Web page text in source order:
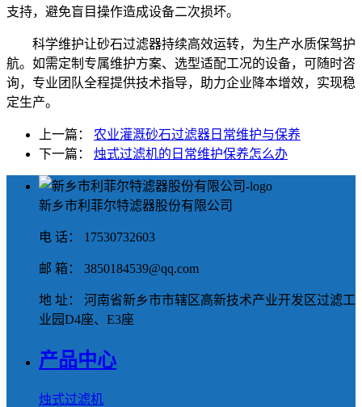
支持，避免盲目操作造成设备二次损坏。
科学维护让砂石过滤器持续高效运转，为生产水质保驾护
航。如需定制专属维护方案、选型适配工况的设备，可随时咨
询，专业团队全程提供技术指导，助力企业降本增效，实现稳
定生产。
上一篇： 农业灌溉砂石过滤器日常维护与保养
下一篇： 烛式过滤机的日常维护保养怎么办
新乡市利菲尔特滤器股份有限公司
电 话： 17530732603
邮 箱： 3850184539@qq.com
地 址： 河南省新乡市市辖区高新技术产业开发区过滤工
业园D4座、E3座
产品中心
烛式过滤机